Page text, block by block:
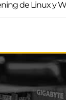
de Linux y